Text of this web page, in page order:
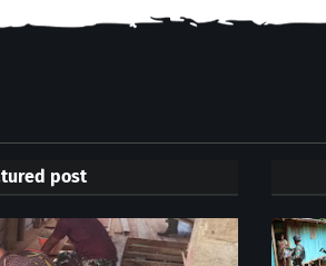
post